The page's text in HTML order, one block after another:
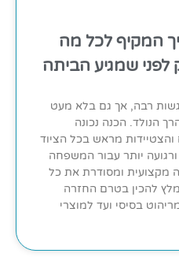
המקיף לכל מה
לפני שמגיע הביתה
רבה, אך גם בלא מעט
הנולד. הכנה נכונה
מראש בכל הציוד
יותר עבור המשפחה
מקצועית ומסודרת את כל
להכין בטרם החזרה
בסיסי ועד למוצרי